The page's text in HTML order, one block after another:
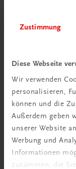
Zustimmung
Diese Webseite
Wir verwenden
personalisieren,
können und die
Außerdem geben
unserer Website
Werbung und
Informationen
zusammen, die
Schon
Ratgeber
Mehr dazu